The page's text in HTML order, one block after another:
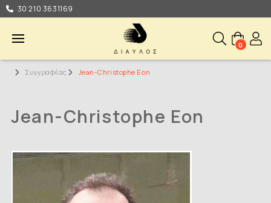
30 210 3631169
0
Συγγραφέας Jean-Christophe Eon
Jean-Christophe Eon